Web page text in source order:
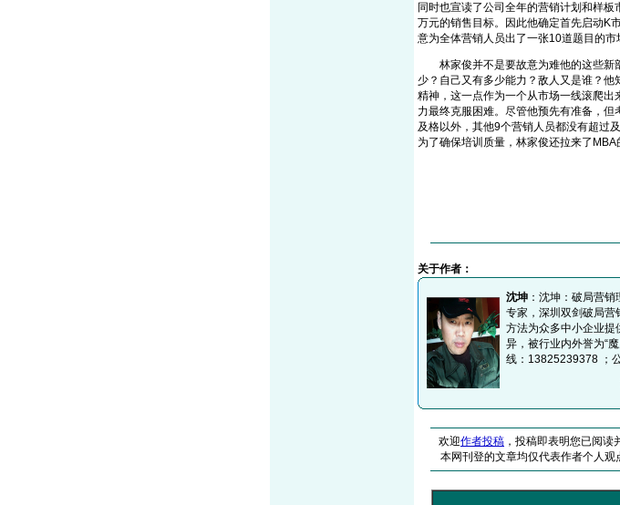
同时也宣读了公司全年的营销计划和样
万元的销售目标。因此他确定首先启动K
意为全体营销人员出了一张10道题目的
林家俊并不是要故意为难他的这些新
少？自己又有多少能力？敌人又是谁？
精神，这一点作为一个从市场一线滚爬
力最终克服困难。尽管他预先有准备，
及格以外，其他9个营销人员都没有超过
为了确保培训质量，林家俊还拉来了
关于作者：
沈坤 ：沈坤：破局营
专家，深圳双剑破局
方法为众多中小企业提
异，被行业内外誉为“
线：13825239378 ；
欢迎作者投稿 ，投稿即表明您已阅读
本网刊登的文章均仅代表作者个人观